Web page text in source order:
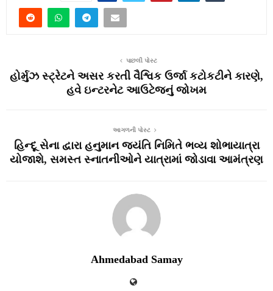
પાછલી પોસ્ટ
હોર્મુઝ સ્ટ્રેટને અસર કરતી વૈશ્વિક ઉર્જા કટોકટીને કારણે,
હવે ઇન્ટરનેટ આઉટેજનું જોખમ
આગળની પોસ્ટ
હિન્દૂ સેના દ્વારા હનુમાન જયંતિ નિમિતે ભવ્ય શોભાયાત્રા
યોજાશે, સમસ્ત સ્નાતનીઓને યાત્રામાં જોડાવા આમંત્રણ
Ahmedabad Samay